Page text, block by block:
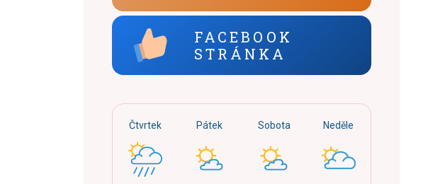
FACEBOOK
STRÁNKA
Čtvrtek Pátek Sobota Neděle